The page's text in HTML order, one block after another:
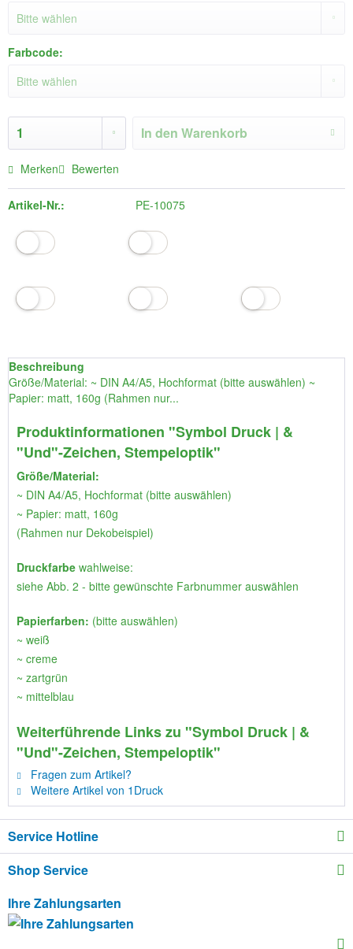
Farbcode:
In den Warenkorb
Merken Bewerten
Artikel-Nr.: PE-10075
Beschreibung
Größe/Material: ~ DIN A4/A5, Hochformat (bitte auswählen) ~
Papier: matt, 160g (Rahmen nur...
Produktinformationen "Symbol Druck | &
"Und"-Zeichen, Stempeloptik"
Größe/Material:
~ DIN A4/A5, Hochformat (bitte auswählen)
~ Papier: matt, 160g
(Rahmen nur Dekobeispiel)
Druckfarbe wahlweise:
siehe Abb. 2 - bitte gewünschte Farbnummer auswählen
Papierfarben: (bitte auswählen)
~ weiß
~ creme
~ zartgrün
~ mittelblau
Weiterführende Links zu "Symbol Druck | &
"Und"-Zeichen, Stempeloptik"
Fragen zum Artikel?
Weitere Artikel von 1Druck
Service Hotline
Shop Service
Ihre Zahlungsarten